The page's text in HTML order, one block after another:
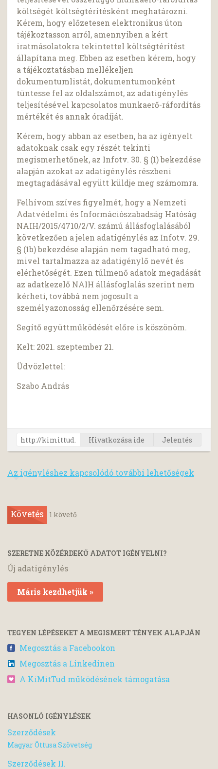
költségét költségtérítésként meghatározni.
Kérem, hogy előzetesen elektronikus úton
tájékoztasson arról, amennyiben a kért
iratmásolatokra tekintettel költségtérítést
állapítana meg. Ebben az esetben kérem, hogy
a tájékoztatásban mellékeljen
dokumentumlistát, dokumentumonként
tüntesse fel az oldalszámot, az adatigénylés
teljesítésével kapcsolatos munkaerő-ráfordítás
mértékét és annak óradíját.
Kérem, hogy abban az esetben, ha az igényelt
adatoknak csak egy részét tekinti
megismerhetőnek, az Infotv. 30. § (1) bekezdése
alapján azokat az adatigénylés részbeni
megtagadásával együtt küldje meg számomra.
Felhívom szíves figyelmét, hogy a Nemzeti
Adatvédelmi és Információszabadság Hatóság
NAIH/2015/4710/2/V. számú állásfoglalásából
következően a jelen adatigénylés az Infotv. 29.
§ (1b) bekezdése alapján nem tagadható meg,
mivel tartalmazza az adatigénylő nevét és
elérhetőségét. Ezen túlmenő adatok megadását
az adatkezelő NAIH állásfoglalás szerint nem
kérheti, továbbá nem jogosult a
személyazonosság ellenőrzésére sem.
Segítő együttműködését előre is köszönöm.
Kelt: 2021. szeptember 21.
Üdvözlettel:
Szabo András
Hivatkozása ide Jelentés
Az igényléshez kapcsolódó további lehetőségek
Követés 1 követő
SZERETNE KÖZÉRDEKŰ ADATOT IGÉNYELNI?
Új adatigénylés
Máris kezdhetjük »
TEGYEN LÉPÉSEKET A MEGISMERT TÉNYEK ALAPJÁN
Megosztás a Facebookon
Megosztás a Linkedinen
A KiMitTud működésének támogatása
HASONLÓ IGÉNYLÉSEK
Szerződések
Magyar Öttusa Szövetség
Szerződések II.